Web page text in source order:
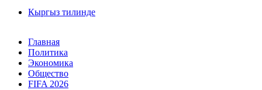
Кыргыз тилинде
Главная
Политика
Экономика
Общество
FIFA 2026